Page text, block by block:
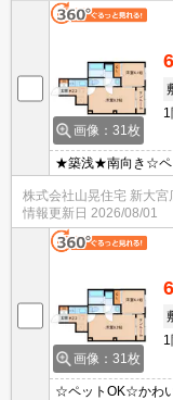
画像：31枚
1
★築浅★南向き☆ペ
TVモニターホン完
お湯、最後までぽ
浴室乾燥機を完備
00円。
株式会社山晃住宅 新大宮
情報更新日 2026/08/01
画像：31枚
1
☆ペットOK☆かわい